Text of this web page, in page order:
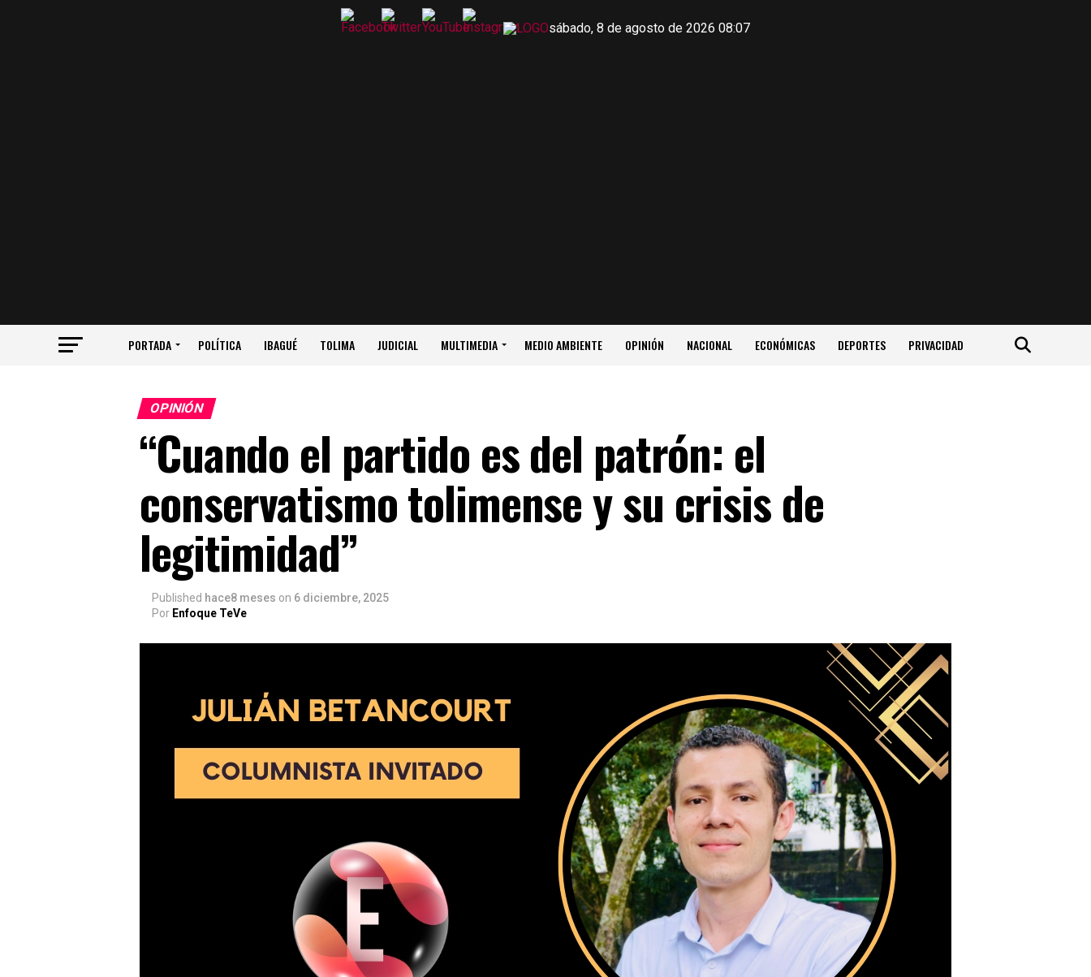
sábado, 8 de agosto de 2026 08:07
PORTADA POLÍTICA IBAGUÉ TOLIMA JUDICIAL MULTIMEDIA MEDIO AMBIENTE OPINIÓN NACIONAL ECONÓMICAS DEPORTES PRIVACIDAD
OPINIÓN
“Cuando el partido es del patrón: el
conservatismo tolimense y su crisis de
legitimidad”
Published hace8 meses on 6 diciembre, 2025
Por Enfoque TeVe